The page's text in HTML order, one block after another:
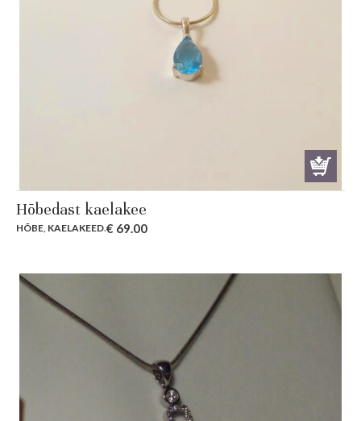
Hõbedast kaelakee
HÕBE KAELAKEED.€ 69.00